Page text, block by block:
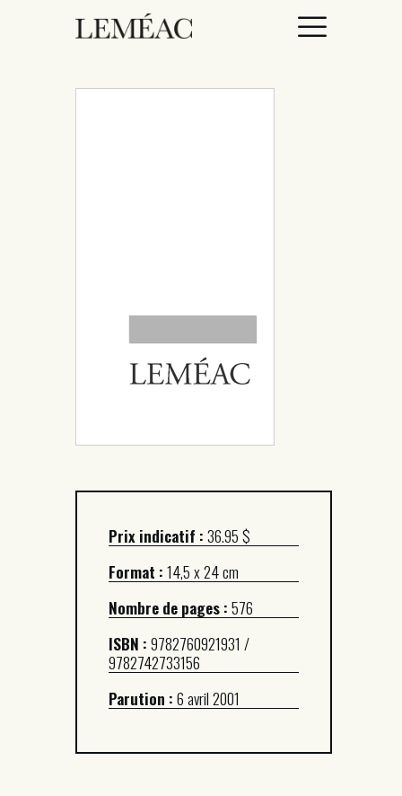
À PROPOS
Prix indicatif :36.95 $
Format :14,5 x 24 cm
Nombre de pages :576
ISBN :9782760921931 /
9782742733156
Parution :6 avril 2001